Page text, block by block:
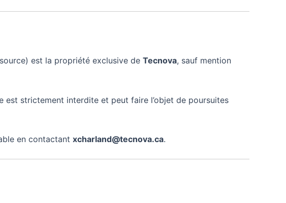
est la propriété exclusive de Tecnova, sauf mention
strictement interdite et peut faire l’objet de poursuites
en contactant xcharland@tecnova.ca.